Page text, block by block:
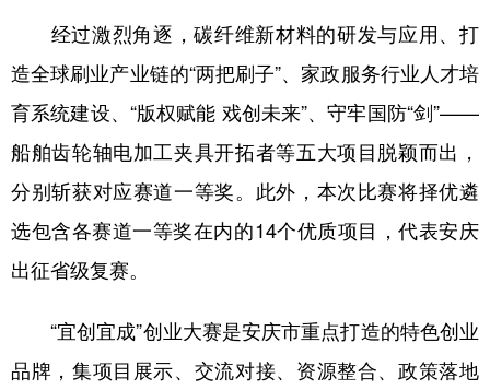
陕西 甘肃 青海 宁夏
新疆 内蒙古 黑龙江
English Español Français عربى
Русский язык
经过激烈角逐，碳纤维新材料的研发与应用、打
造全球刷业产业链的“两把刷子”、家政服务行业人才培
育系统建设、“版权赋能 戏创未来”、守牢国防“剑”——
船舶齿轮轴电加工夹具开拓者等五大项目脱颖而出，
分别斩获对应赛道一等奖。此外，本次比赛将择优遴
选包含各赛道一等奖在内的14个优质项目，代表安庆
出征省级复赛。
“宜创宜成”创业大赛是安庆市重点打造的特色创业
品牌，集项目展示、交流对接、资源整合、政策落地